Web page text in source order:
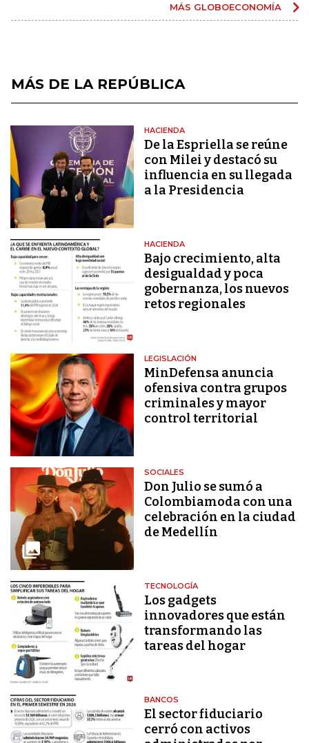
MÁS GLOBOECONOMÍA
MÁS DE LA REPÚBLICA
HACIENDA
De la Espriella se reúne
con Milei y destacó su
influencia en su llegada
a la Presidencia
HACIENDA
Bajo crecimiento, alta
desigualdad y poca
gobernanza, los nuevos
retos regionales
LEGISLACIÓN
MinDefensa anuncia
ofensiva contra grupos
criminales y mayor
control territorial
SOCIALES
Don Julio se sumó a
Colombiamoda con una
celebración en la ciudad
de Medellín
TECNOLOGÍA
Los gadgets
innovadores que están
transformando las
tareas del hogar
BANCOS
El sector fiduciario
cerró con activos